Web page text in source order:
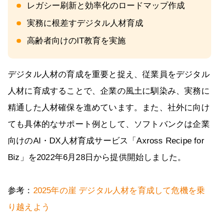
レガシー刷新と効率化のロードマップ作成
実務に根差すデジタル人材育成
高齢者向けのIT教育を実施
デジタル人材の育成を重要と捉え、従業員をデジタル
人材に育成することで、企業の風土に馴染み、実務に
精通した人材確保を進めています。また、社外に向け
ても具体的なサポート例として、ソフトバンクは企業
向けのAI・DX人材育成サービス「Axross Recipe for
Biz」を2022年6月28日から提供開始しました。
参考： 2025年の崖 デジタル人材を育成して危機を乗
り越えよう